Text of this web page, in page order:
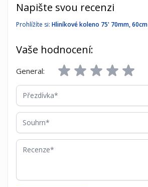
Napište svou recenzi
Prohlížíte si: Hliníkové koleno 75' 70mm, 60cm
Vaše hodnocení:
General:
Přezdívka
Souhrn
Recenze